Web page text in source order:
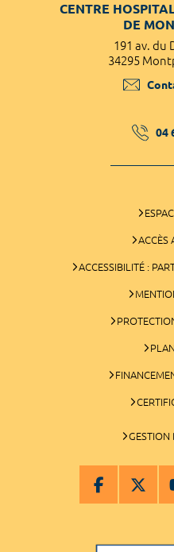
CENTRE
DE
191 av. du
34295
04
ACCÈS
ACCESSIBILITÉ :
GESTION